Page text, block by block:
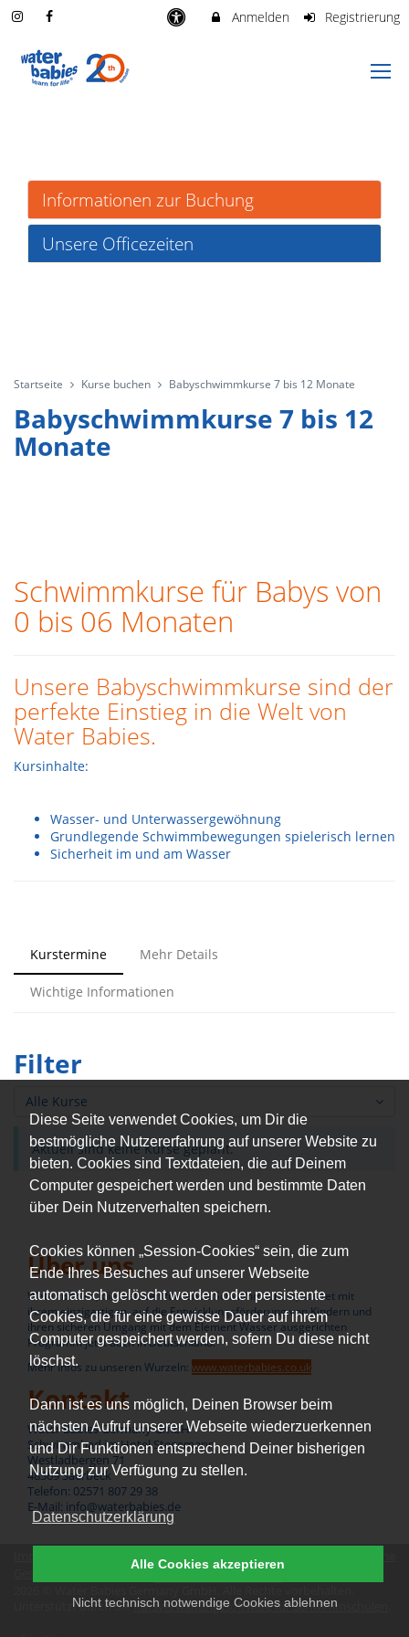
Diese Seite verwendet Cookies, um Dir die
bestmögliche Nutzererfahrung auf unserer Website zu
bieten. Cookies sind Textdateien, die auf Deinem
Computer gespeichert werden und bestimmte Daten
über Dein Nutzerverhalten speichern.
Cookies können „Session-Cookies“ sein, die zum
Ende Ihres Besuches auf unserer Webseite
automatisch gelöscht werden oder persistente
Cookies, die für eine gewisse Dauer auf ihrem
Computer gespeichert werden, sofern Du diese nicht
löschst.
Dann ist es uns möglich, Deinen Browser beim
nächsten Aufruf unserer Webseite wiederzuerkennen
und Dir Funktionen entsprechend Deiner bisherigen
Nutzung zur Verfügung zu stellen.
Datenschutzerklärung
Nicht technisch notwendige Cookies ablehnen
Alle Cookies akzeptieren
Anmelden Registrierung
Informationen zur Buchung
Unsere Officezeiten
Startseite Kurse buchen Babyschwimmkurse 7 bis 12 Monate
Babyschwimmkurse 7 bis 12
Monate
Schwimmkurse für Babys von
0 bis 06 Monaten
Unsere Babyschwimmkurse sind der
perfekte Einstieg in die Welt von
Water Babies.
Kursinhalte:
Wasser- und Unterwassergewöhnung
Grundlegende Schwimmbewegungen spielerisch lernen
Sicherheit im und am Wasser
Kurstermine Mehr Details
Wichtige Informationen
Filter
Alle Kurse
Aktuell sind keine Kurse geplant.
Über uns
Water Babies, die weltweit führende Schwimmschule, startet mit
ihrem einzigartigen, auf die Entwicklungsförderung von Kindern und
ihren sicheren Umgang mit dem Element Wasser ausgerichten
Programm jetzt auch in Deutschland.
Mehr Infos zu unseren Wurzeln: www.waterbabies.co.uk
Kontakt
Water Babies Germany GmbH
Schwimmbad im Hotel Stegemann
Westladbergen 71
48369 Saerbeck
Telefon: 02571 807 29 38
E-Mail: info@waterbabies.de
Datenschutz | Erklärung zur Barrierefreiheit
Geschäftsbedingungen|
Vertrag widerrufen
Unterstützt durch dieKursverwaltungssoftware für Schwimmschulen